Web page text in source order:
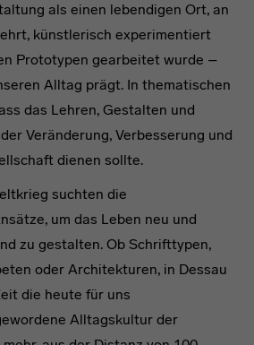
als einen lebendigen Ort, an
künstlerisch experimentiert
Prototypen gearbeitet wurde –
Alltag prägt. In thematischen
das Lehren, Gestalten und
Veränderung, Verbesserung und
dienen sollte.
suchten die
um das Leben neu und
zu gestalten. Ob Schrifttypen,
oder Architekturen, in Dessau
die heute für uns
Alltagskultur der